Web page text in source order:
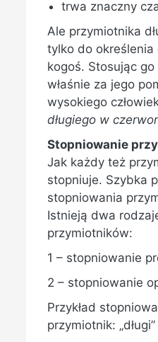
trwa znaczny
Ale przymiotnika
tylko do określenia
kogoś. Stosując
właśnie za jego
wysokiego
długiego w
Stopniowanie
Jak każdy też
stopniuje. Szybka
stopniowania
Istnieją dwa
przymiotników:
1 – stopniowanie
2 – stopniowanie
Przykład
przymiotnik: „długi”